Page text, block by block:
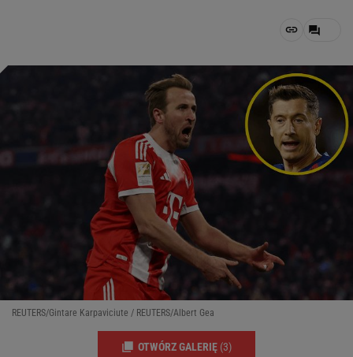
REUTERS/Gintare Karpaviciute / REUTERS/Albert Gea
OTWÓRZ GALERIĘ (3)